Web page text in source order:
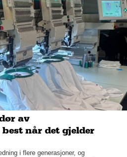
av
når det gjelder
i flere generasjoner, og